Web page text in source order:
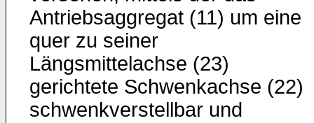
Antriebsaggregat (11) um eine
quer zu seiner
Längsmittelachse (23)
gerichtete Schwenkachse (22)
schwenkverstellbar und